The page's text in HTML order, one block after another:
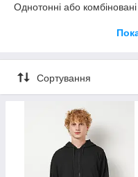
Однотонні або
поєднувати з джинсами та
чоловічий базовий одяг
Сортування